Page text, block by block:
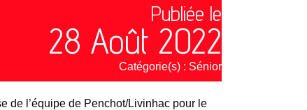
Publiée le
28 Août 2022
Catégorie(s) : Sénior
de l’équipe de Penchot/Livinhac pour le